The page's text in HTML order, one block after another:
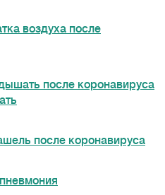
воздуха после
после коронавируса
после коронавируса